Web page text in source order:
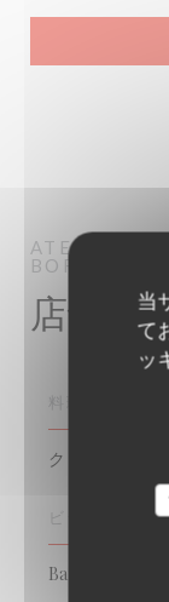
当
て
ッ
ATELIER
BORDEAUX
店舗情
料理
クリエイティ
ビジネスタイ
Bar Restaurant